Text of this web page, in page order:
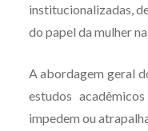
institucionalizadas,
do papel da mulher
A abordagem geral
estudos
impedem ou